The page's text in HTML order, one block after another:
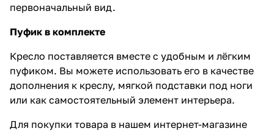
первоначальный вид.
Пуфик в комплекте
Кресло поставляется вместе с удобным и лёгким
пуфиком. Вы можете использовать его в качестве
дополнения к креслу, мягкой подставки под ноги
или как самостоятельный элемент интерьера.
Для покупки товара в нашем интернет-магазине